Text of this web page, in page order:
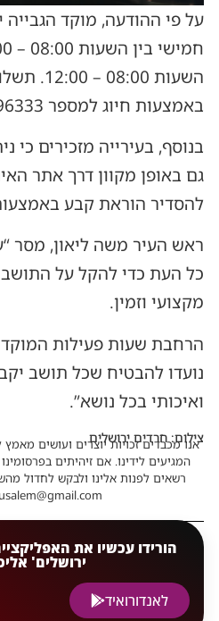
על פי ההודעה, מוקד הגבייה
השעות
באמצעות חיוג למספר 02-6296333.
בנוסף, בעירייה מזכירים כי
גם באופן מקוון דרך אתר
להסדיר הוראת קבע
ראש העיר משה ליאון, מסר
כל העת כדי להקל על
מקצועי וזמין.
הרחבת שעות פעילות
נועדו להבטיח שכל תושב
ואיכותי בכל נושא”.
צילום: חרדים ירושלים
אנו מכבדים זכויות יוצרים ועושים
המגיעים לידינו. אם זיהיתים
רשאים לפנות אלינו ולבקש לחדול
הורידו עכשיו את
ירושלים'
לאנדורואיד